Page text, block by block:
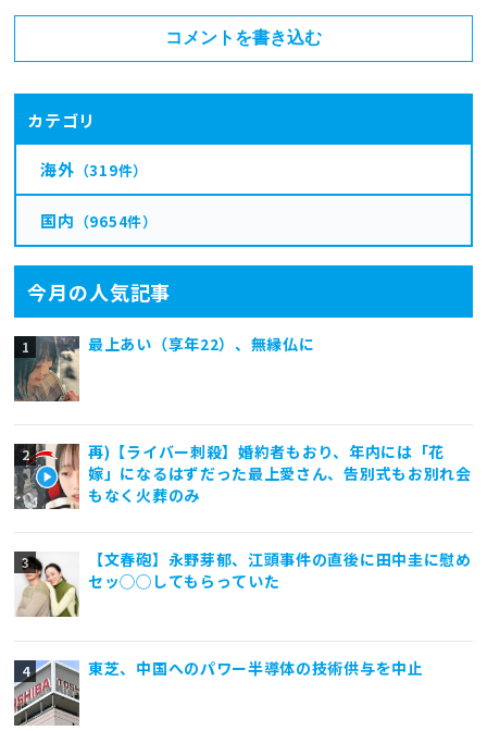
コメントを書き込む
カテゴリ
海外 （319件）
国内 （9654件）
今月の人気記事
最上あい（享年22）、無縁仏に
再)【ライバー刺殺】婚約者もおり、年内には「花
嫁」になるはずだった最上愛さん、告別式もお別れ会
もなく火葬のみ
【文春砲】永野芽郁、江頭事件の直後に田中圭に慰め
セッ◯◯してもらっていた
東芝、中国へのパワー半導体の技術供与を中止